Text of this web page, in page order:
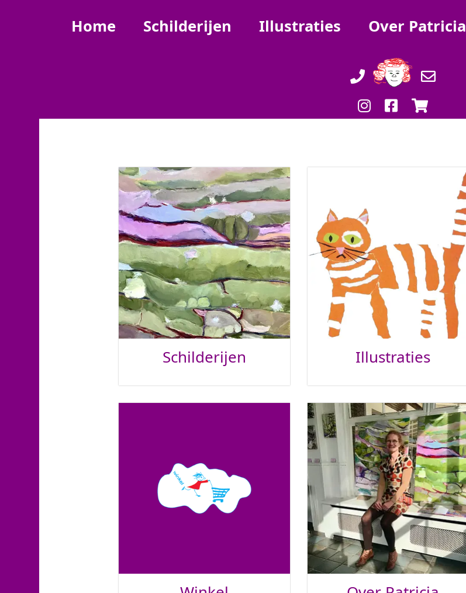
Home Schilderijen Illustraties Over Patricia
Schilderijen Illustraties